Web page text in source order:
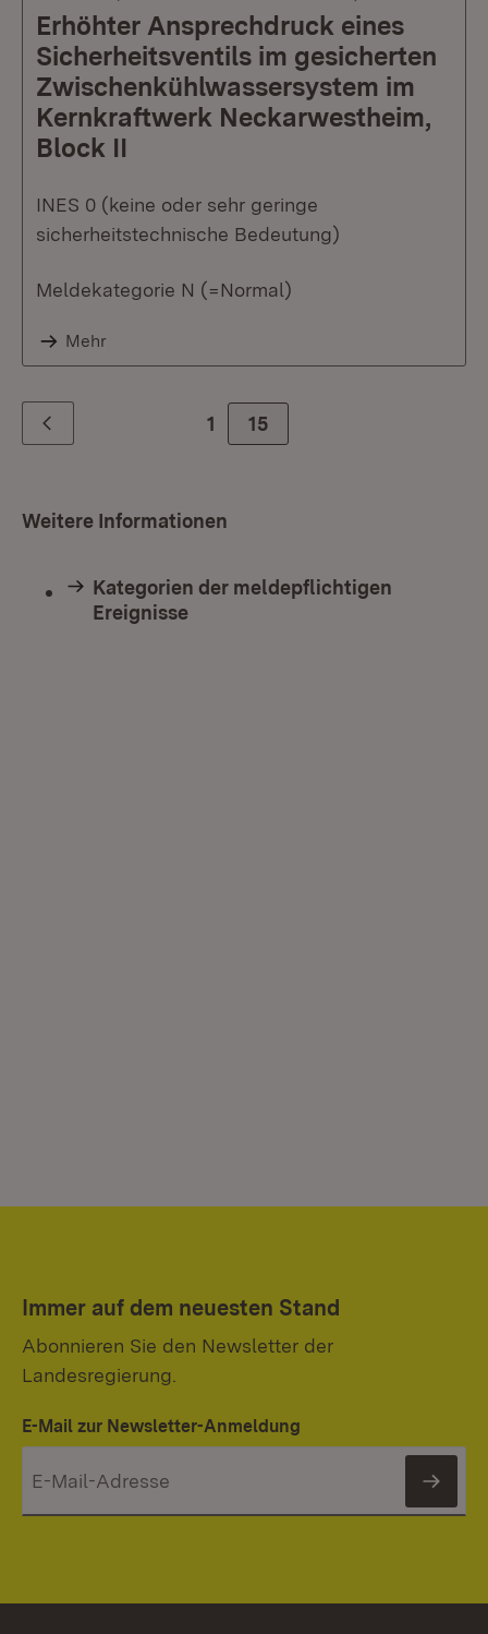
Erhöhter Ansprechdruck eines
Sicherheitsventils im gesicherten
Zwischenkühlwassersystem im
Kernkraftwerk Neckarwestheim,
Block II
INES 0 (keine oder sehr geringe
sicherheitstechnische Bedeutung)
Meldekategorie N (=Normal)
Mehr
Zurück 1 Zur Seite
15
Weitere Informationen
Kategorien der meldepflichtigen
Ereignisse
Immer auf dem neuesten Stand
Abonnieren Sie den Newsletter der
Landesregierung.
E-Mail zur Newsletter-Anmeldung